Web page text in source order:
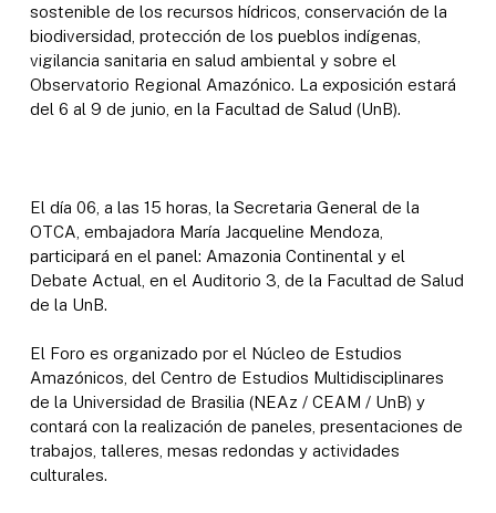
sostenible de los recursos hídricos, conservación de la
biodiversidad, protección de los pueblos indígenas,
vigilancia sanitaria en salud ambiental y sobre el
Observatorio Regional Amazónico. La exposición estará
del 6 al 9 de junio, en la Facultad de Salud (UnB).
El día 06, a las 15 horas, la Secretaria General de la
OTCA, embajadora María Jacqueline Mendoza,
participará en el panel: Amazonia Continental y el
Debate Actual, en el Auditorio 3, de la Facultad de Salud
de la UnB.
El Foro es organizado por el Núcleo de Estudios
Amazónicos, del Centro de Estudios Multidisciplinares
de la Universidad de Brasilia (NEAz / CEAM / UnB) y
contará con la realización de paneles, presentaciones de
trabajos, talleres, mesas redondas y actividades
culturales.